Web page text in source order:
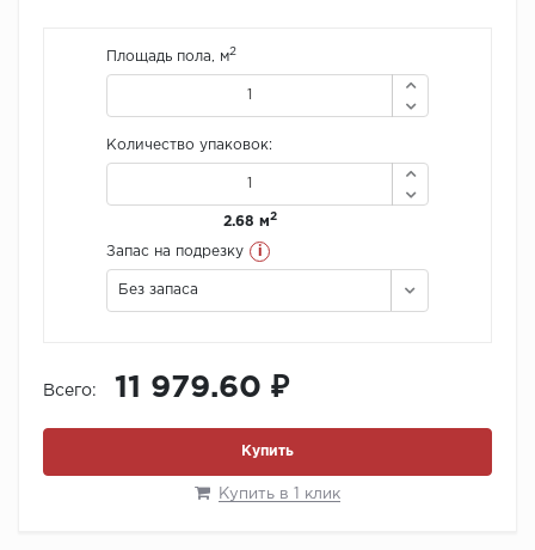
Площадь пола, м2
Количество упаковок:
2.68 м2
Запас на подрезку i
Без запаса
Всего: 11 979.60 ₽
Купить
Купить в 1 клик